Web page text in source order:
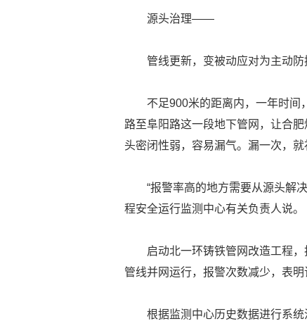
源头治理——
管线更新，变被动应对为主动防
不足900米的距离内，一年时间
路至阜阳路这一段地下管网，让合
头密闭性弱，容易漏气。漏一次，
“报警率高的地方需要从源头解
程安全运行监测中心有关负责人说。
启动北一环铸铁管网改造工程
管线并网运行，报警次数减少，表明
根据监测中心历史数据进行系